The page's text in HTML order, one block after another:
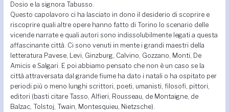
Dosio e la signora Tabusso.
Questo capolavoro ci ha lasciato in dono il desiderio di scoprire e
riscoprire quali altre opere hanno fatto di Torino lo scenario delle
vicende narrate e quali autori sono indissolubilmente legati a questa
affascinante città. Ci sono venuti in mente i grandi maestri della
letteratura Pavese, Levi, Ginzburg, Calvino, Gozzano, Monti, De
Amicis e Salgari. E poi abbiamo pensato che non è un caso se la
città attraversata dal grande fiume ha dato i natali o ha ospitato per
periodi più o meno lunghi scrittori, poeti, umanisti, filosofi, pittori,
editori (basti citare Tasso, Alfieri, Rousseau, de Montaigne, de
Balzac, Tolstoj, Twain, Montesquieu, Nietzsche).